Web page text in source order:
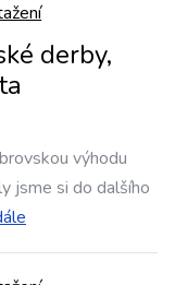
derby,
výhodu
jsme si do dalšího